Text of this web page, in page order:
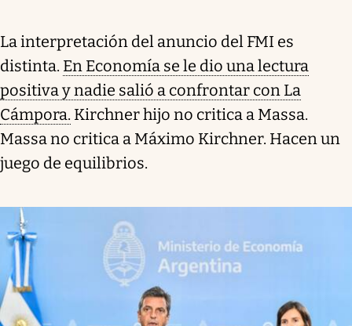
La interpretación del anuncio del FMI es
distinta. En Economía se le dio una lectura
positiva y nadie salió a confrontar con La
Cámpora. Kirchner hijo no critica a Massa.
Massa no critica a Máximo Kirchner. Hacen un
juego de equilibrios.